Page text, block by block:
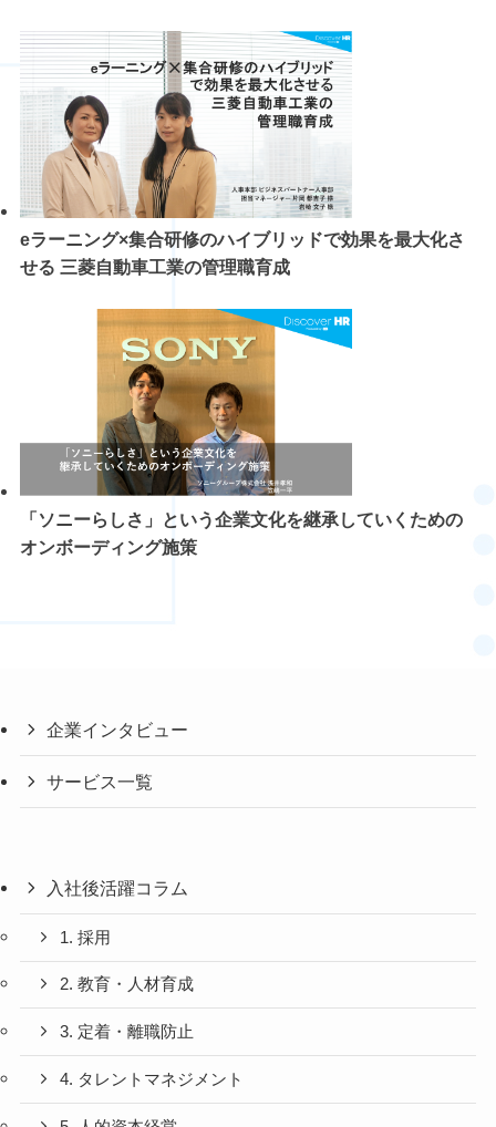
eラーニング×集合研修のハイブリッドで効果を最大化さ
せる 三菱自動車工業の管理職育成
「ソニーらしさ」という企業文化を継承していくための
オンボーディング施策
企業インタビュー
サービス一覧
入社後活躍コラム
1. 採用
2. 教育・人材育成
3. 定着・離職防止
4. タレントマネジメント